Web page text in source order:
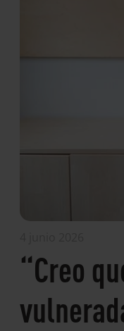
“Creo